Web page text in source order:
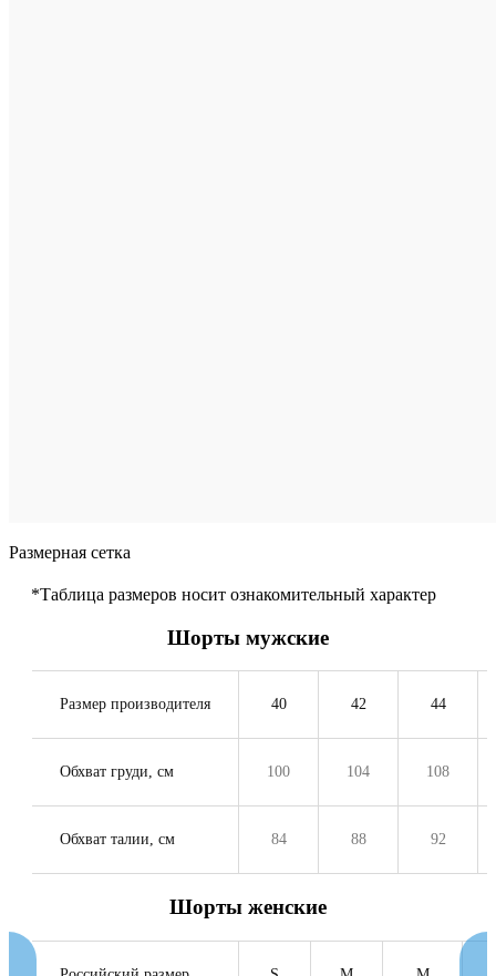
Размерная сетка
*Таблица размеров носит ознакомительный характер
Шорты мужские
Размер производителя 40 42 44
Обхват груди, см 100 104 108
Обхват талии, см 84 88 92
Шорты женские